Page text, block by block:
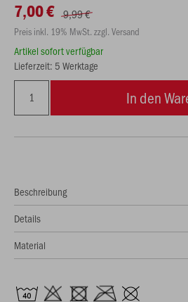
7,00 € 9,99 €
Preis inkl. 19% MwSt. zzgl. Versand
Artikel sofort verfügbar
Lieferzeit: 5 Werktage
In den
Beschreibung
Details
Material